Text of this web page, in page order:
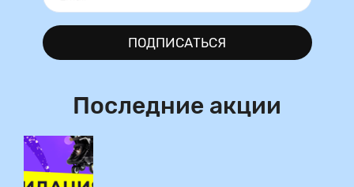
ПОДПИСАТЬСЯ
Последние акции